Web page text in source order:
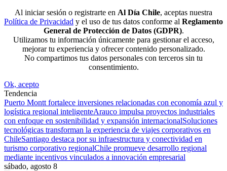
Al iniciar sesión o registrarte en Al Día Chile, aceptas nuestra
Política de Privacidad y el uso de tus datos conforme al Reglamento
General de Protección de Datos (GDPR).
Utilizamos tu información únicamente para gestionar el acceso,
mejorar tu experiencia y ofrecer contenido personalizado.
No compartimos tus datos personales con terceros sin tu
consentimiento.
Ok, acepto
Tendencia
Puerto Montt fortalece inversiones relacionadas con economía azul y
logística regional inteligenteArauco impulsa proyectos industriales
con enfoque en sostenibilidad y expansión internacionalSoluciones
tecnológicas transforman la experiencia de viajes corporativos en
ChileSantiago destaca por su infraestructura y conectividad en
turismo corporativo regionalChile promueve desarrollo regional
mediante incentivos vinculados a innovación empresarial
sábado, agosto 8